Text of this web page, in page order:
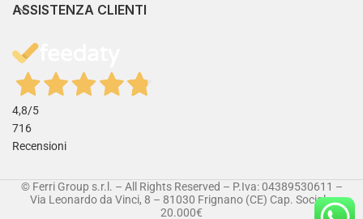
ASSISTENZA CLIENTI
4,8/5
716
Recensioni
© Ferri Group s.r.l. – All Rights Reserved – P.Iva: 04389530611 –
Via Leonardo da Vinci, 8 – 81030 Frignano (CE) Cap. Sociale:
20.000€